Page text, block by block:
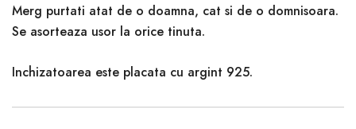
Merg purtati atat de o doamna, cat si de o domnisoara.
Se asorteaza usor la orice tinuta.
Inchizatoarea este placata cu argint 925.